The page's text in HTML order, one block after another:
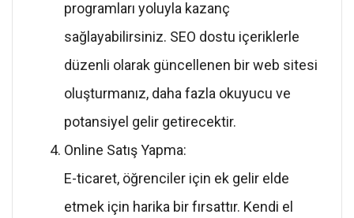
programları yoluyla kazanç
sağlayabilirsiniz. SEO dostu içeriklerle
düzenli olarak güncellenen bir web sitesi
oluşturmanız, daha fazla okuyucu ve
potansiyel gelir getirecektir.
Online Satış Yapma:
E-ticaret, öğrenciler için ek gelir elde
etmek için harika bir fırsattır. Kendi el